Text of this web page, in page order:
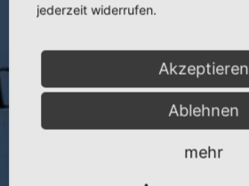
Seite:175
jederzeit widerrufen.
Akzeptieren
Ablehnen
mehr